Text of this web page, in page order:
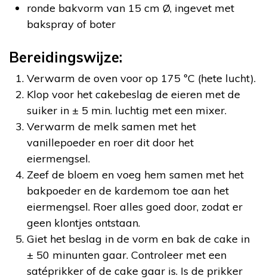
ronde bakvorm van 15 cm Ø, ingevet met
bakspray of boter
Bereidingswijze:
Verwarm de oven voor op 175 ºC (hete lucht).
Klop voor het cakebeslag de eieren met de
suiker in ± 5 min. luchtig met een mixer.
Verwarm de melk samen met het
vanillepoeder en roer dit door het
eiermengsel.
Zeef de bloem en voeg hem samen met het
bakpoeder en de kardemom toe aan het
eiermengsel. Roer alles goed door, zodat er
geen klontjes ontstaan.
Giet het beslag in de vorm en bak de cake in
± 50 minunten gaar. Controleer met een
satéprikker of de cake gaar is. Is de prikker